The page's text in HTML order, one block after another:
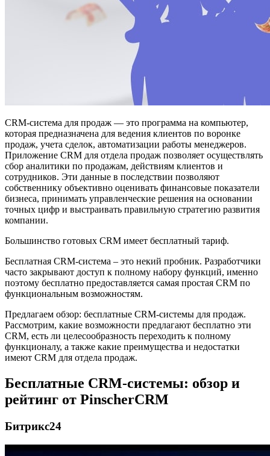
CRM-система для продаж — это программа на компьютер,
которая предназначена для ведения клиентов по воронке
продаж, учета сделок, автоматизации работы менеджеров.
Приложение CRM для отдела продаж позволяет осуществлять
сбор аналитики по продажам, действиям клиентов и
сотрудников. Эти данные в последствии позволяют
собственнику объективно оценивать финансовые показатели
бизнеса, принимать управленческие решения на основании
точных цифр и выстраивать правильную стратегию развития
компании.
Большинство готовых CRM имеет бесплатный тариф.
Бесплатная CRM-система – это некий пробник. Разработчики
часто закрывают доступ к полному набору функций, именно
поэтому бесплатно предоставляется самая простая CRM по
функциональным возможностям.
Предлагаем обзор: бесплатные CRM-системы для продаж.
Рассмотрим, какие возможности предлагают бесплатно эти
CRM, есть ли целесообразность переходить к полному
функционалу, а также какие преимущества и недостатки
имеют CRM для отдела продаж.
Бесплатные CRM-системы: обзор и
рейтинг от PinscherCRM
Битрикс24